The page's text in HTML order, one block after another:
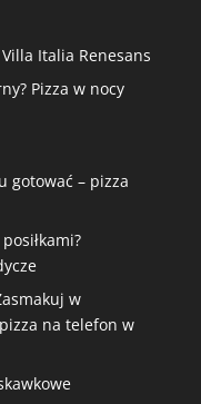
Italia Renesans
Pizza w nocy
gotować – pizza
w
na telefon w